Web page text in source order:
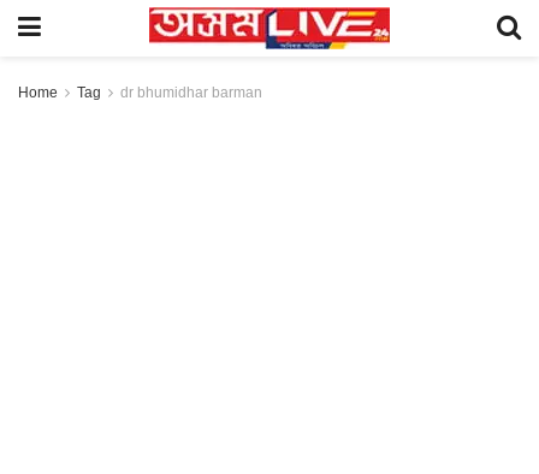
Home Tag dr bhumidhar barman